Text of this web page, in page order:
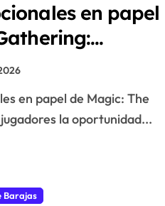
en papel
de
de cartas
la oportunidad...
Barajas